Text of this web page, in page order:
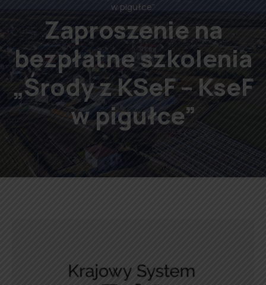
w pigułce”
Zaproszenie na
bezpłatne szkolenia
„Środy z KSeF – KseF
w pigułce”